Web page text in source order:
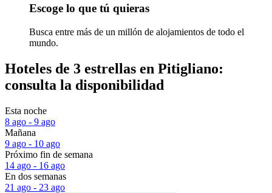
Escoge lo que tú quieras
Busca entre más de un millón de alojamientos de todo el
mundo.
Hoteles de 3 estrellas en Pitigliano:
consulta la disponibilidad
Esta noche
8 ago - 9 ago
Mañana
9 ago - 10 ago
Próximo fin de semana
14 ago - 16 ago
En dos semanas
21 ago - 23 ago